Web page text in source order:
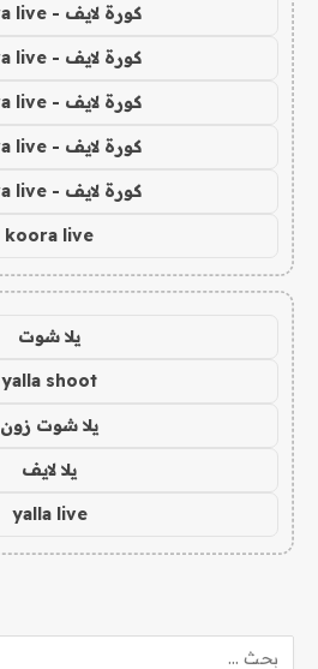
كورة لايف - koora live
كورة لايف - koora live
كورة لايف - koora live
كورة لايف - koora live
كورة لايف - koora live
koora live
يلا شوت
yalla shoot
يلا شوت زون
يلا لايف
yalla live